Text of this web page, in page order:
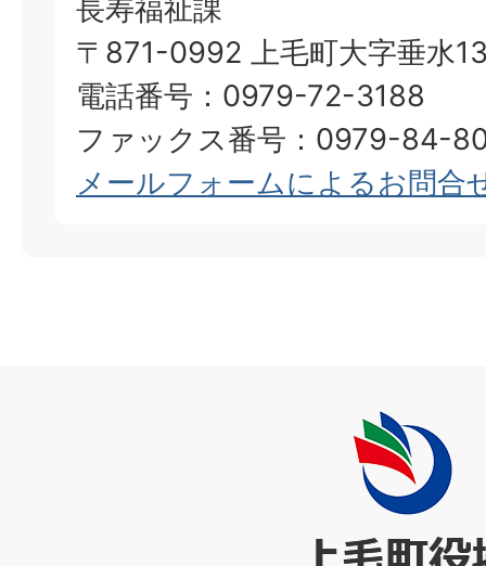
長寿福祉課
〒871-0992 上毛町大字垂水
電話番号：0979-72-3188
ファックス番号：0979-84-
メールフォームによるお問合